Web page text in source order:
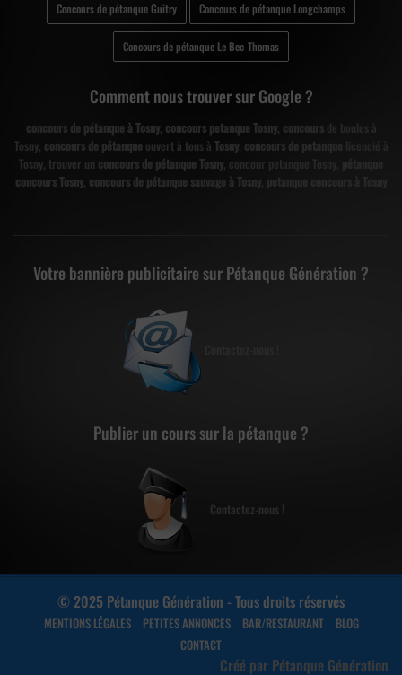
Concours de pétanque Guitry Concours de pétanque Longchamps
Concours de pétanque Le Bec-Thomas
Comment nous trouver sur Google ?
concours de pétanque à Tosny, concours petanque Tosny, concoursde boules à
Tosny, concours de pétanqueouvert à tous à Tosny, concours de petanque
Tosny, trouver un concours de pétanque Tosny, concour petanque Tosny,
concours Tosny, concours de pétanque sauvage à Tosny, petanque concours à Tosny
Votre bannière publicitaire sur Pétanque Génération ?
Publier un cours sur la pétanque ?
Contactez-nous !
© 2025 Pétanque Génération - Tous droits réservés
MENTIONS LÉGALES PETITES ANNONCES BAR/RESTAURANT
BLOG
CONTACT
Créé par Pétanque Génération